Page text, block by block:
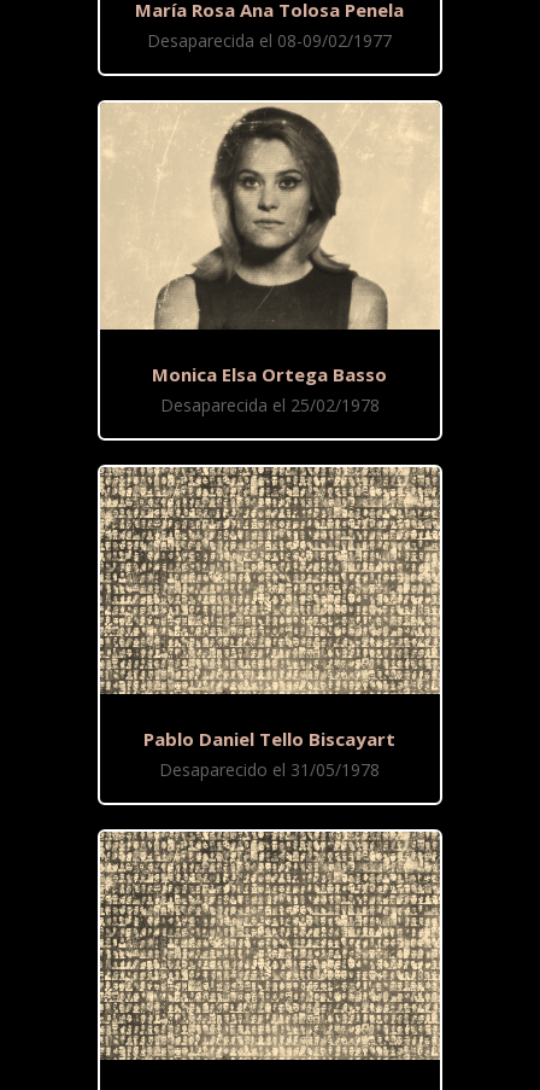
María Rosa Ana Tolosa Penela
Desaparecida el 08-09/02/1977
Monica Elsa Ortega Basso
Desaparecida el 25/02/1978
Pablo Daniel Tello Biscayart
Desaparecido el 31/05/1978